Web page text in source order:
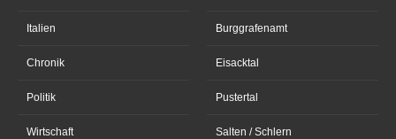
Italien
Chronik
Politik
Wirtschaft
Burggrafenamt
Eisacktal
Pustertal
Salten / Schlern